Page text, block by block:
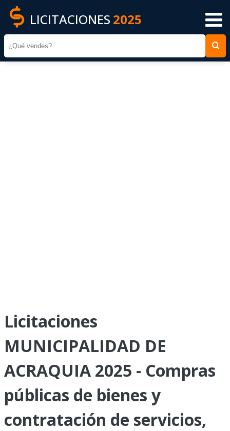
LICITACIONES 2025
Licitaciones
MUNICIPALIDAD DE
ACRAQUIA 2025 - Compras
públicas de bienes y
contratación de servicios,